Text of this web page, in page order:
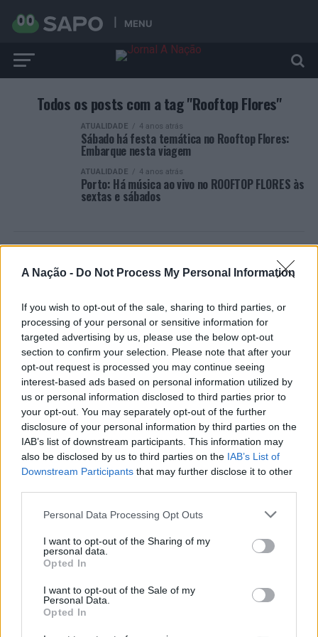
A Nação - Do Not Process My Personal Information
If you wish to opt-out of the sale, sharing to third parties, or
processing of your personal or sensitive information for
targeted advertising by us, please use the below opt-out
section to confirm your selection. Please note that after your
opt-out request is processed you may continue seeing
interest-based ads based on personal information utilized by
us or personal information disclosed to third parties prior to
your opt-out. You may separately opt-out of the further
disclosure of your personal information by third parties on the
IAB’s list of downstream participants. This information may
also be disclosed by us to third parties on the IAB’s List of
Downstream Participants that may further disclose it to other
Personal Data Processing Opt Outs
I want to opt-out of the Sharing of my
personal data.
Opted In
I want to opt-out of the Sale of my
Personal Data.
Opted In
MENU
Todos os posts com a tag "Rooftop Flores"
ATUALIDADE 4 anos atrás
Sábado há festa temática no Rooftop Flores:
Embarque nesta viagem
ATUALIDADE 4 anos atrás
Porto: Há música ao vivo no ROOFTOP FLORES às
sextas e sábados
“Millennium Estoril Open 2026” regressou ao circuito ATP
com vitória do francês Luca Van Assche
Castelo Branco: “Bienal Internacional de Artes e Ofícios”
promete afirmar artesanato, património e inovação como
“motores de desenvolvimento económico e cultural” do
município português
Covilhã: Especialista aponta investimento estrangeiro e
valorização imobiliária como motores do crescimento da
Rio de Janeiro: Governo do Estado propõe parceria com a
exterior”